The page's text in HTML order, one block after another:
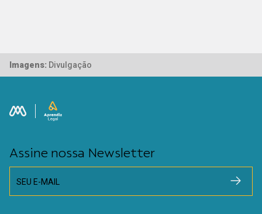
Imagens: Divulgação
Assine nossa Newsletter
SEU E-MAIL